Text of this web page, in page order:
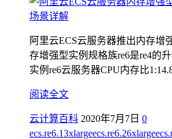
阿里云ECS云服务器推出内存增
存增强型实例规格族re6是re4的
实例re6云服务器CPU内存比
阅读全文
云计算百科 2020年7月7日 0
ecs.re6.13xlargeecs.re6.26xlarge